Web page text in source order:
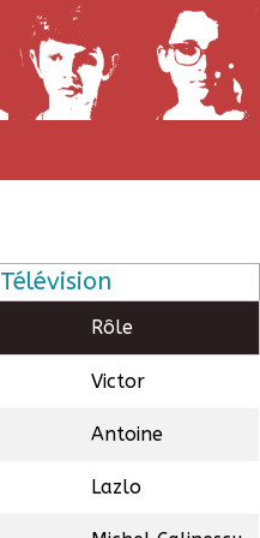
Télévision
Rôle
Victor
Antoine
Lazlo